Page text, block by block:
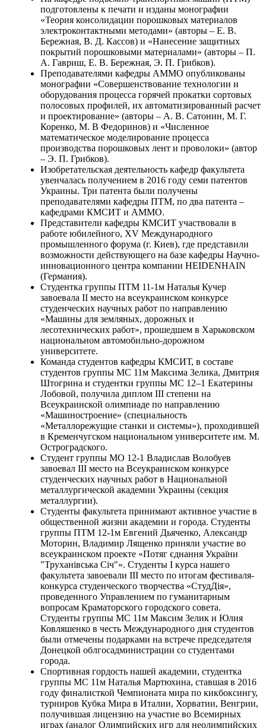
подготовлены к печати и изданы монографии
«Теория консолидации порошковых материалов
электроконтактными методами» (авторы – Е. В.
Бережная, В. Д. Кассов) и «Нанесение защитных
покрытий порошковыми материалами» (авторы – П.
А. Гавриш, Е. В. Бережная, Э. П. Грибков).
Преподавателями кафедры АММО опубликованы
монографии «Совершенствование технологии и
оборудования процесса горячей прокатки сортовых
полосовых профилей, их автоматизированный расчет
и проектирование» (авторы – А. В. Сатонин, М. Г.
Коренко, М. В Федоринов) и «Численное
математическое моделирование процесса
производства порошковых лент и проволоки» (автор
– Э. П. Грибков).
Изобретательская деятельность кафедр факультета
увенчалась получением в 2016 году семи патентов
Украины. Три патента были получены
преподавателями кафедры ПТМ, по два патента –
кафедрами КМСИТ и АММО.
Представители кафедры КМСИТ участвовали в
работе юбилейного, XV Международного
промышленного форума (г. Киев), где представили
возможности действующего на базе кафедры Научно-
инновационного центра компании HEIDENHAIN
(Германия).
Студентка группы ПТМ 11-1м Наталья Кучер
завоевала II место на всеукраинском конкурсе
студенческих научных работ по направлению
«Машины для земляных, дорожных и
лесотехнических работ», прошедшем в Харьковском
национальном автомобильно-дорожном
университете.
Команда студентов кафедры КМСИТ, в составе
студентов группы МС 11м Максима Зелика, Дмитрия
Штогрина и студентки группы МС 12–1 Екатерины
Лобовой, получила диплом III степени на
Всеукраинской олимпиаде по направлению
«Машиностроение» (специальность
«Металлорежущие станки и системы»), проходившей
в Кременчугском национальном университете им. М.
Остроградского.
Студент группы МО 12-1 Владислав Волобуев
завоевал III место на Всеукраинском конкурсе
студенческих научных работ в Национальной
металлургической академии Украины (секция
металлургии).
Студенты факультета принимают активное участие в
общественной жизни академии и города. Студенты
группы ПТМ 12-1м Евгений Дьяченко, Александр
Моторин, Владимир Лященко приняли участие во
всеукраинском проекте «Потяг єднання України
"Труханівська Січ"». Студенты І курса нашего
факультета завоевали III место по итогам фестиваля-
конкурса студенческого творчества «СтудДія»,
проведенного Управлением по гуманитарным
вопросам Краматорского городского совета.
Студенты группы МС 11м Максим Зелик и Юлия
Ковляшенко в честь Международного дня студентов
были отмечены подарками на встрече председателя
Донецкой облгосадминистрации со студентами
города.
Спортивная гордость нашей академии, студентка
группы МС 11м Наталья Мартюхина, ставшая в 2016
году финалисткой Чемпионата мира по кикбоксингу,
турниров Кубка Мира в Италии, Хорватии, Венгрии,
получившая лицензию на участие во Всемирных
играх (аналог Олимпийских игр для неолимпийских